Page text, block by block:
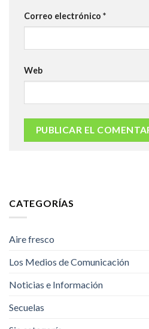
Correo electrónico *
Web
CATEGORÍAS
Aire fresco
Los Medios de Comunicación
Noticias e Información
Secuelas